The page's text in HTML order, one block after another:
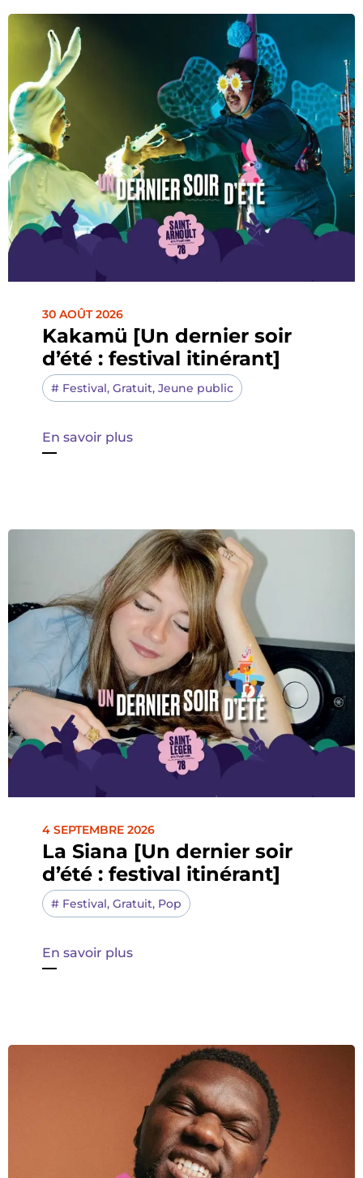
30 AOÛT 2026
Kakamü [Un dernier soir
d’été : festival itinérant]
# Festival, Gratuit, Jeune public
En savoir plus
4 SEPTEMBRE 2026
La Siana [Un dernier soir
d’été : festival itinérant]
# Festival, Gratuit, Pop
En savoir plus